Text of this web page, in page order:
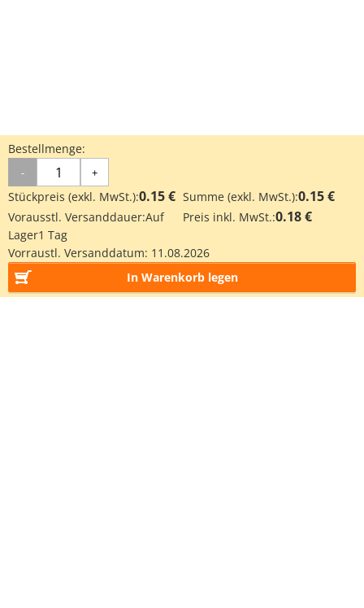
Bestellmenge:
- +
Stückpreis (exkl. MwSt.):0.15 € Summe (exkl. MwSt.):0.15 €
Vorausstl. Versanddauer:Auf
Lager1 Tag
Preis inkl. MwSt.:0.18 €
Vorraustl. Versanddatum: 11.08.2026
In Warenkorb legen